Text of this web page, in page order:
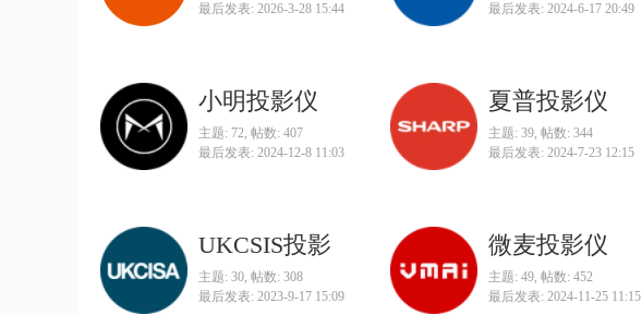
最后发表: 2026-3-28 15:44
最后发表: 2024-6-17 20:49
小明投影仪
主题: 72, 帖数: 407
最后发表: 2024-12-8 11:03
夏普投影仪
主题: 39, 帖数: 344
最后发表: 2024-7-23 12:15
UKCSIS投影
主题: 30, 帖数: 308
最后发表: 2023-9-17 15:09
微麦投影仪
主题: 49, 帖数: 452
最后发表: 2024-11-25 11:15